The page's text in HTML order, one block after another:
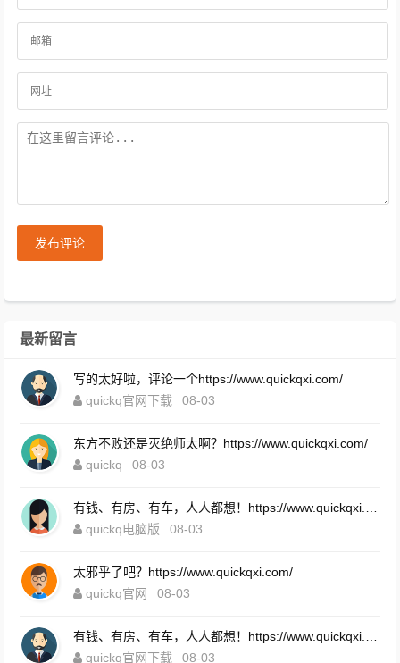
发布评论
最新留言
写的太好啦，评论一个https://www.quickqxi.com/
quickq官网下载
08-03
东方不败还是灭绝师太啊？https://www.quickqxi.com/
quickq
08-03
quickq电脑版
08-03
太邪乎了吧？https://www.quickqxi.com/
quickq官网
08-03
quickq官网下载
08-03